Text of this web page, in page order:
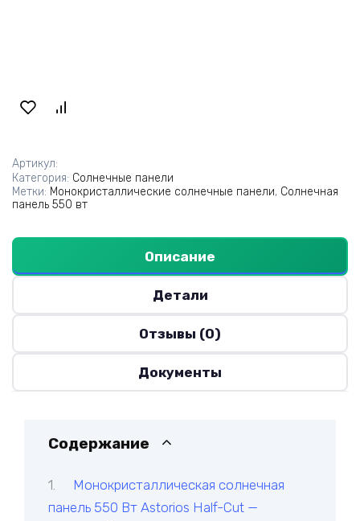
Артикул:
Категория: Солнечные панели
Метки: Монокристаллические солнечные панели, Солнечная
панель 550 вт
Описание
Детали
Отзывы (0)
Документы
Содержание
Монокристаллическая солнечная
панель 550 Вт Astorios Half-Cut —